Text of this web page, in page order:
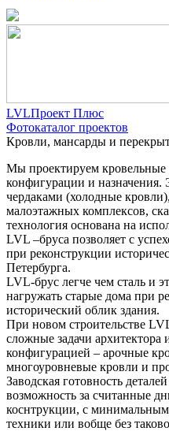
LVLПроект Плюс
Фотокаталог проектов
Кровли, мансарды и
Мы проектируем
конфигурации и назначения.
чердаками (холодные
малоэтажных комплексов,
технология основана на
LVL –бруса позволяет с
при реконструкции
Петербурга.
LVL-брус легче чем сталь и
нагружать старые дома при
исторический облик здания.
При новом строительстве
сложные задачи
конфигурацией – арочные
многоуровневые кровли и
Заводская готовность
возможность за считанные
коснтрукции, с
техники или вобще без